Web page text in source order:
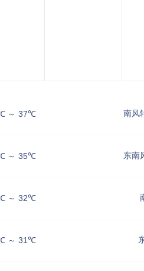
～ 37℃ 南风
～ 35℃ 东南
～ 32℃
～ 31℃